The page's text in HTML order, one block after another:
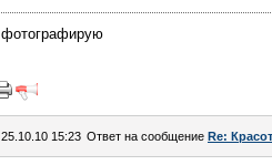
фотографирую
25.10.10 15:23 Ответ на сообщение Re: